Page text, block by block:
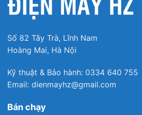
Số 82 Tây Trà, Lĩnh Nam
Hoàng Mai, Hà Nội
Kỹ thuật & Bảo hành: 0334 640 755
Email: dienmayhz@gmail.com
Bán chạy